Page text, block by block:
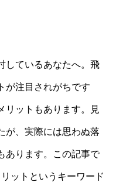
しているあなたへ。飛
が注目されがちです
リットもあります。見
が、実際には思わぬ落
あります。この記事で
ットというキーワード